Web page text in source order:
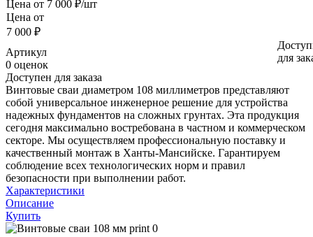
Цена от 7 000 ₽/шт
Цена от
7 000 ₽
для
Артикул
0 оценок
Доступен для заказа
Винтовые сваи диаметром 108 миллиметров представляют
собой универсальное инженерное решение для устройства
надежных фундаментов на сложных грунтах. Эта продукция
сегодня максимально востребована в частном и коммерческом
секторе. Мы осуществляем профессиональную поставку и
качественный монтаж в Ханты-Мансийске. Гарантируем
соблюдение всех технологических норм и правил
безопасности при выполнении работ.
Характеристики
Описание
Купить